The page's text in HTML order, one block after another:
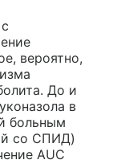
вероятно,
До и
в
больным
со СПИД)
AUC